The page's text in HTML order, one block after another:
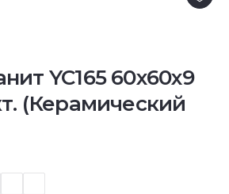
YC165 60x60x9
(Керамический